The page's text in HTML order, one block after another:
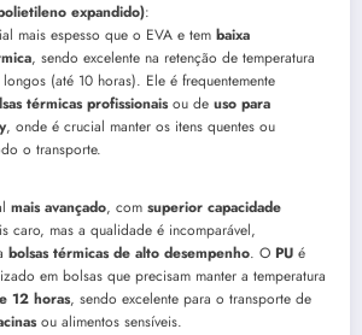
expandido):
mais espesso que o EVA e tem baixa
, sendo excelente na retenção de temperatura
(até 10 horas). Ele é frequentemente
térmicas profissionaisou de uso para
, onde é crucial manter os itens quentes ou
o transporte.
mais avançado, com superior capacidade
caro, mas a qualidade é incomparável,
bolsas térmicas de alto desempenho. O PU é
em bolsas que precisam manter a temperatura
12 horas, sendo excelente para o transporte de
ou alimentos sensíveis.